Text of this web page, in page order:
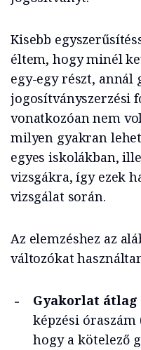
Kisebb
éltem, hogy minél
egy-egy részt, annál
jogosítványszerzési
vonatkozóan nem
milyen gyakran
egyes iskolákban,
vizsgákra, így ezek
vizsgálat során.
Az elemzéshez az
változókat
Gyakorlat
képzési
hogy a kötelező